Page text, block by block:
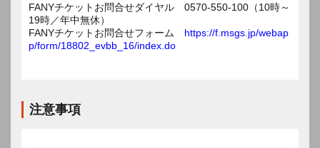
FANYチケットお問合せダイヤル 0570-550-100（10時～
19時／年中無休）
FANYチケットお問合せフォーム https://f.msgs.jp/webap
p/form/18802_evbb_16/index.do
注意事項